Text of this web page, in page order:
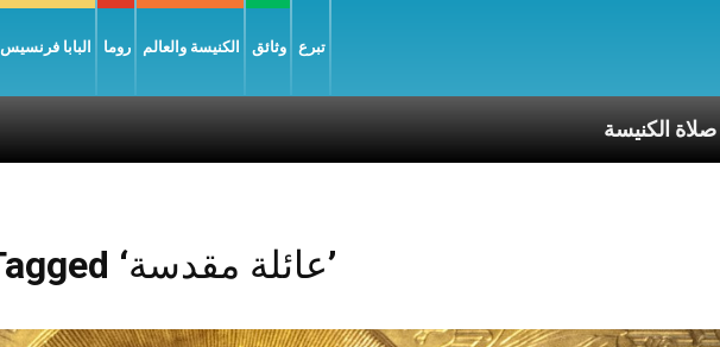
البابا فرنسيس روما الكنيسة والعالم وثائق تبرع
الكنيسة
Posts Tagged ‘عائلة مقدسة’